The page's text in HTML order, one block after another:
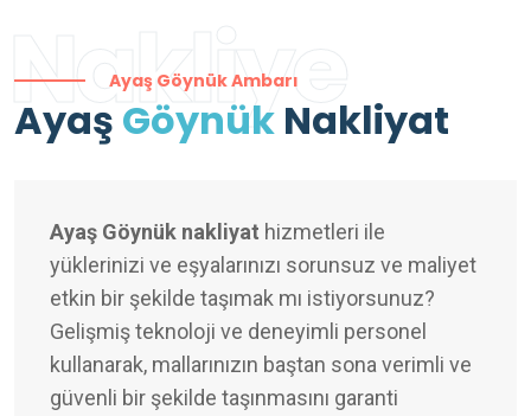
Nakliye
Ayaş Göynük Ambarı
Ayaş Göynük Nakliyat
Ayaş Göynük nakliyat hizmetleri ile
yüklerinizi ve eşyalarınızı sorunsuz ve maliyet
etkin bir şekilde taşımak mı istiyorsunuz?
Gelişmiş teknoloji ve deneyimli personel
kullanarak, mallarınızın baştan sona verimli ve
güvenli bir şekilde taşınmasını garanti